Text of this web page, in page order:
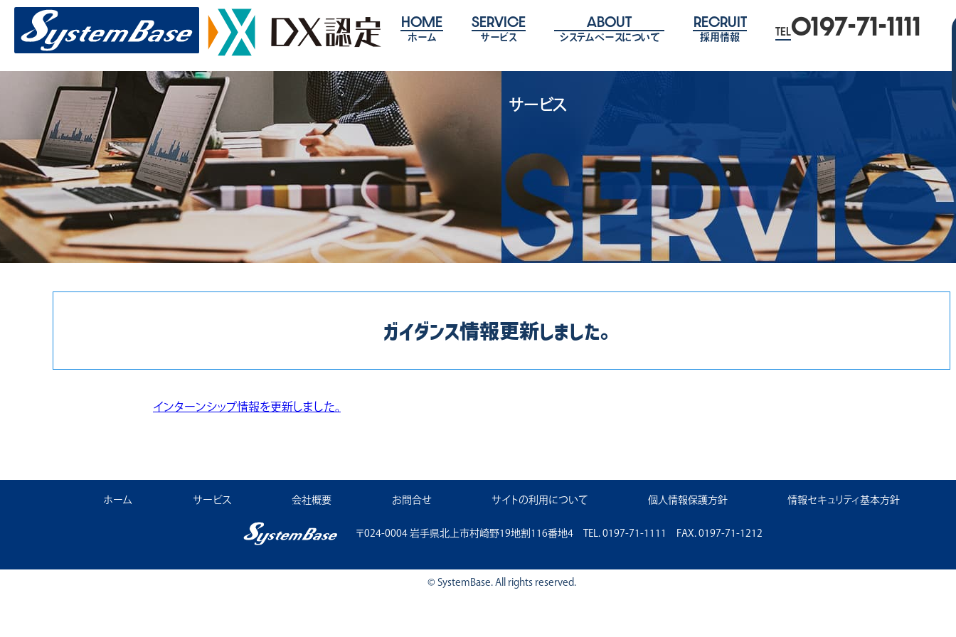
HOME
ホーム
SERVICE
サービス
ABOUT
システムベースについて
RECRUIT
採用情報 TEL0197-71-1111
サービス
ガイダンス情報更新しました。
インターンシップ情報を更新しました。
ホーム サービス 会社概要 お問合せ サイトの利用について 個人情報保護方針 情報セキュリティ基本方針
〒024-0004 岩手県北上市村崎野19地割116番地4 TEL. 0197-71-1111 FAX. 0197-71-1212
© SystemBase. All rights reserved.